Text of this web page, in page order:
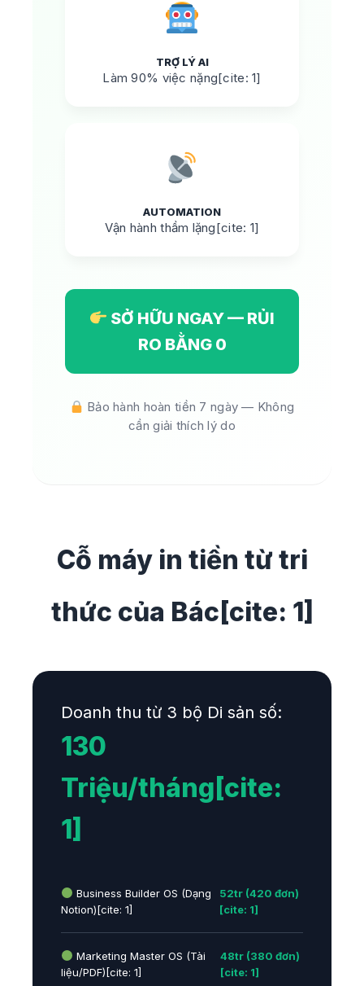
TRỢ LÝ AI
Làm 90% việc nặng[cite: 1]
AUTOMATION
Vận hành thầm lặng[cite: 1]
SỞ HỮU NGAY — RỦI
RO BẰNG 0
Bảo hành hoàn tiền 7 ngày — Không
cần giải thích lý do
Cỗ máy in tiền từ tri
thức của Bác[cite: 1]
Doanh thu từ 3 bộ Di sản số:
130
Triệu/tháng[cite:
1]
Business Builder OS (Dạng
Notion)[cite: 1]
52tr (420 đơn)
[cite: 1]
Marketing Master OS (Tài
liệu/PDF)[cite: 1]
48tr (380 đơn)
[cite: 1]